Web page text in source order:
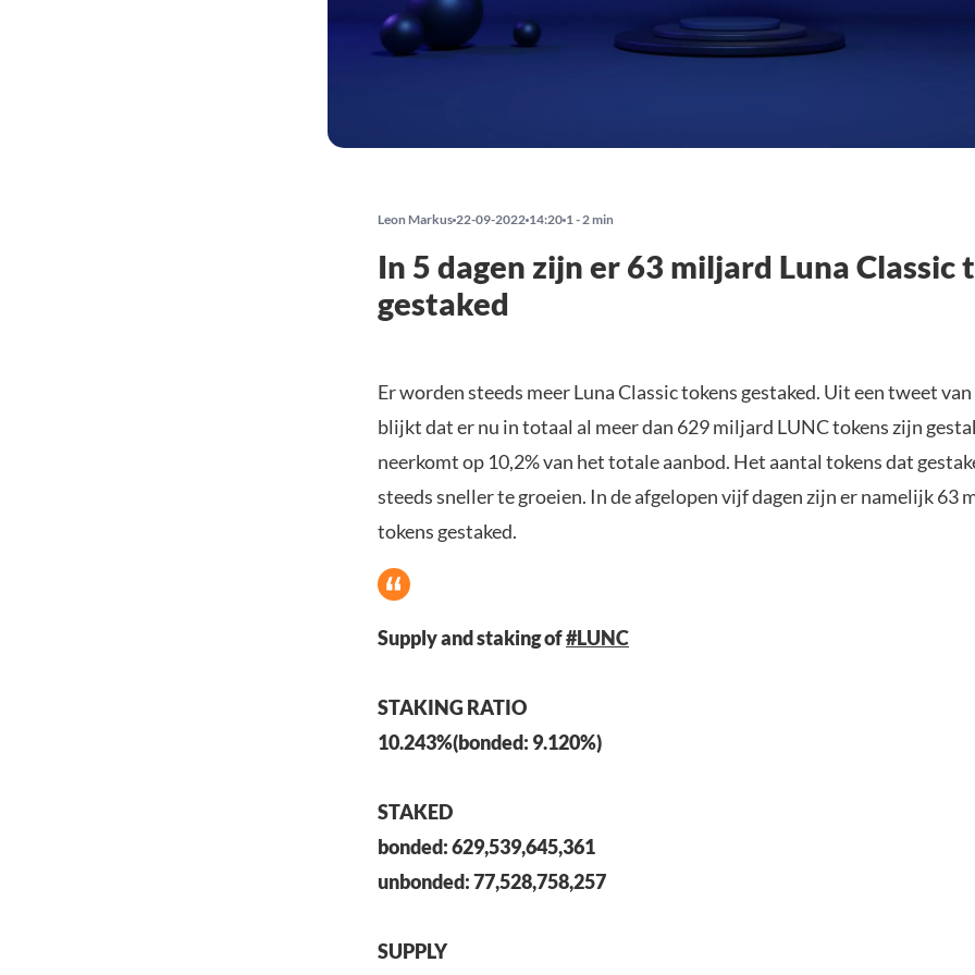
Leon Markus 22-09-2022 14:20 1 - 2 min
In 5 dagen zijn er 63 miljard Luna Classic
gestaked
Er worden steeds meer Luna Classic tokens gestaked. Uit een tweet
blijkt dat er nu in totaal al meer dan 629 miljard LUNC tokens zijn
neerkomt op 10,2% van het totale aanbod. Het aantal tokens dat
steeds sneller te groeien. In de afgelopen vijf dagen zijn er namelijk 63
tokens gestaked.
Supply and staking of#LUNC
STAKING RATIO
10.243%(bonded: 9.120%)
STAKED
bonded: 629,539,645,361
unbonded: 77,528,758,257
SUPPLY